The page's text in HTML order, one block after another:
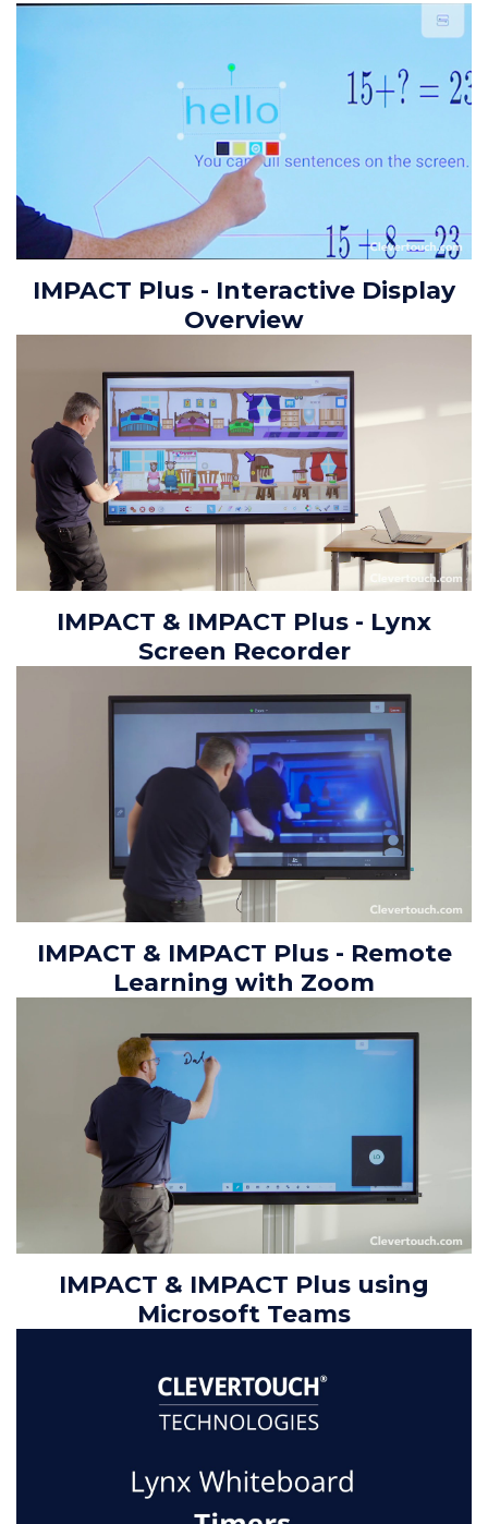
IMPACT Plus - Interactive Display
Overview
IMPACT & IMPACT Plus - Lynx
Screen Recorder
IMPACT & IMPACT Plus - Remote
Learning with Zoom
IMPACT & IMPACT Plus using
Microsoft Teams